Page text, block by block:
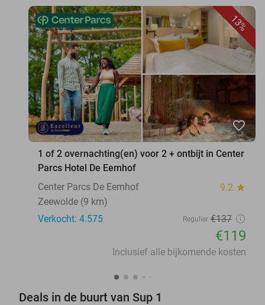
13%
favorite_border
1 of 2 overnachting(en) voor 2 + ontbijt in Center
Parcs Hotel De Eemhof
Center Parcs De Eemhof
9.2 star
Zeewolde (9 km)
Verkocht: 4.575
Regulier €137
€119
Inclusief alle bijkomende kosten
Deals in de buurt van Sup 1